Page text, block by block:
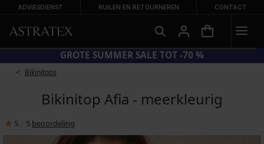
ADVIESDIENST RUILEN EN RETOURNEREN CONTACT
CODE BRA20 = BH'S -20%
Bikinitops
Bikinitop Afia - meerkleurig
5 5 beoordeling